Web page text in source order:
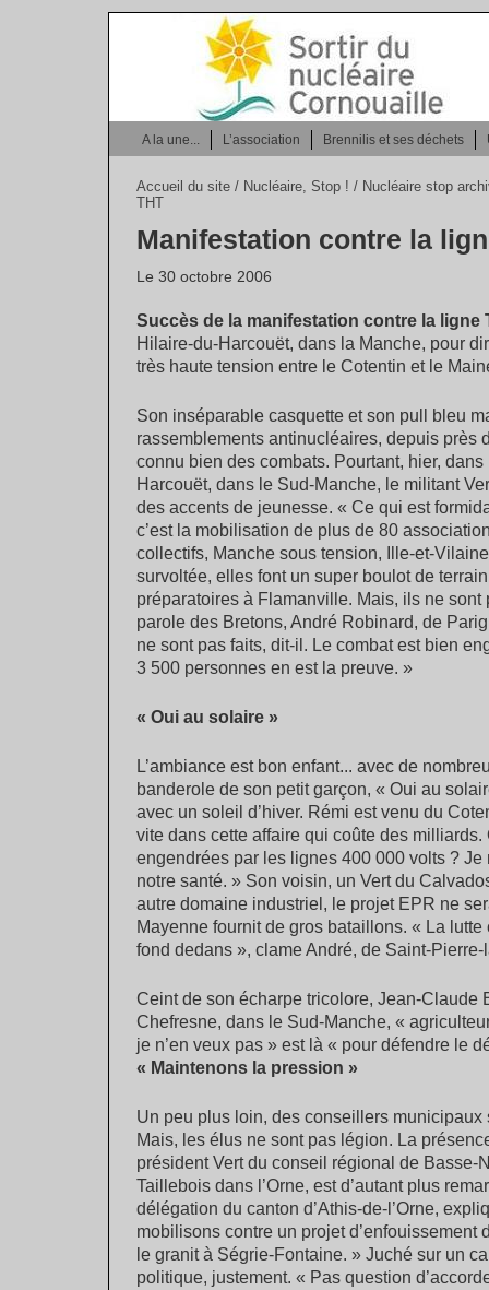
A la une... L’association Brennilis et ses déchets
Accueil du site / Nucléaire, Stop ! / Nucléaire stop
THT
Manifestation contre la
Le 30 octobre 2006
Succès de la manifestation contre la ligne
Hilaire-du-Harcouët, dans la Manche, pour
très haute tension entre le Cotentin et le
Son inséparable casquette et son pull bleu
rassemblements antinucléaires, depuis près
connu bien des combats. Pourtant, hier,
Harcouët, dans le Sud-Manche, le militant
des accents de jeunesse. « Ce qui est
c’est la mobilisation de plus de 80
collectifs, Manche sous tension, Ille-et-
survoltée, elles font un super boulot de
préparatoires à Flamanville. Mais, ils ne sont
parole des Bretons, André Robinard, de
ne sont pas faits, dit-il. Le combat est bien
3 500 personnes en est la preuve. »
« Oui au solaire »
L’ambiance est bon enfant... avec de
banderole de son petit garçon, « Oui au
avec un soleil d’hiver. Rémi est venu du
vite dans cette affaire qui coûte des
engendrées par les lignes 400 000 volts ?
notre santé. » Son voisin, un Vert du
autre domaine industriel, le projet EPR ne
Mayenne fournit de gros bataillons. « La
fond dedans », clame André, de Saint-Pierre-
Ceint de son écharpe tricolore, Jean-Claude
Chefresne, dans le Sud-Manche, «
je n’en veux pas » est là « pour défendre le
« Maintenons la pression »
Un peu plus loin, des conseillers
Mais, les élus ne sont pas légion. La
président Vert du conseil régional de Basse-
Taillebois dans l’Orne, est d’autant plus
délégation du canton d’Athis-de-l’Orne,
mobilisons contre un projet d’enfouissement
le granit à Ségrie-Fontaine. » Juché sur un
politique, justement. « Pas question